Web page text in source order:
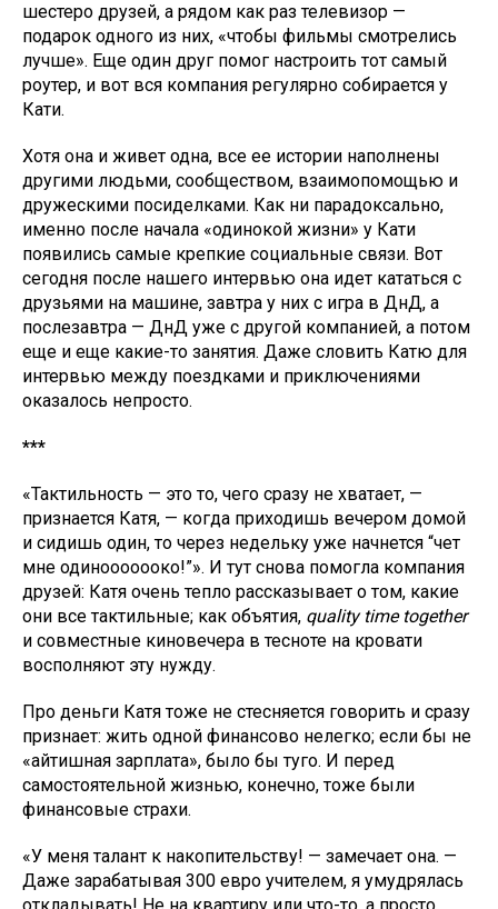
шестеро друзей, а рядом как раз телевизор —
подарок одного из них, «чтобы фильмы смотрелись
лучше». Еще один друг помог настроить тот самый
роутер, и вот вся компания регулярно собирается у
Кати.
Хотя она и живет одна, все ее истории наполнены
другими людьми, сообществом, взаимопомощью и
дружескими посиделками. Как ни парадоксально,
именно после начала «одинокой жизни» у Кати
появились самые крепкие социальные связи. Вот
сегодня после нашего интервью она идет кататься с
друзьями на машине, завтра у них с игра в ДнД, а
послезавтра — ДнД уже с другой компанией, а потом
еще и еще какие-то занятия. Даже словить Катю для
интервью между поездками и приключениями
оказалось непросто.
***
«Тактильность — это то, чего сразу не хватает, —
признается Катя, — когда приходишь вечером домой
и сидишь один, то через недельку уже начнется “чет
мне одинооооооко!”». И тут снова помогла компания
друзей: Катя очень тепло рассказывает о том, какие
они все тактильные; как объятия, quality time together
и совместные киновечера в тесноте на кровати
восполняют эту нужду.
Про деньги Катя тоже не стесняется говорить и сразу
признает: жить одной финансово нелегко; если бы не
«айтишная зарплата», было бы туго. И перед
самостоятельной жизнью, конечно, тоже были
финансовые страхи.
«У меня талант к накопительству! — замечает она. —
Даже зарабатывая 300 евро учителем, я умудрялась